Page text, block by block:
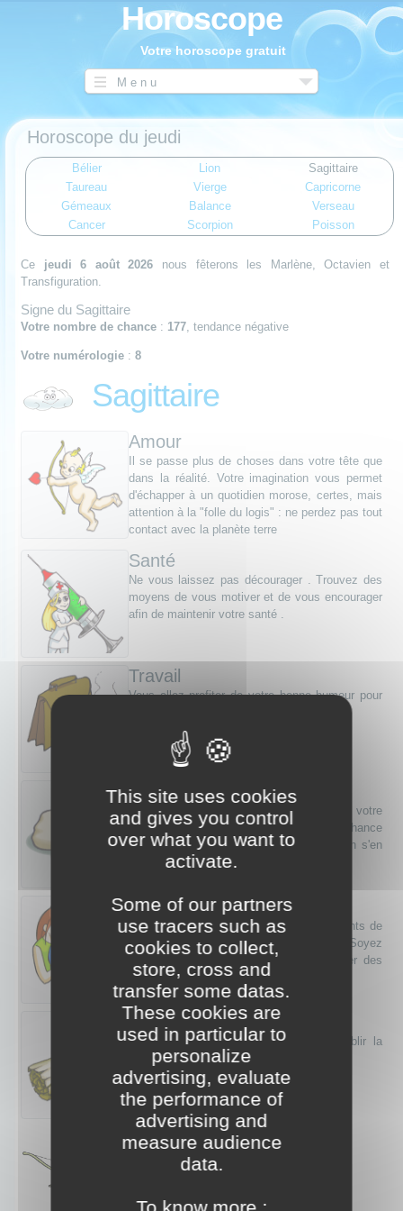
Horoscope
Votre horoscope gratuit
Menu
Horoscope du jeudi
Bélier
Taureau
Gémeaux
Cancer
Lion
Vierge
Balance
Scorpion
Sagittaire
Capricorne
Verseau
Poisson
Ce jeudi 6 août 2026 nous fêterons les Marlène, Octavien et
Transfiguration.
Signe du Sagittaire
Votre nombre de chance : 177, tendance négative
Votre numérologie : 8
Sagittaire
Amour
Il se passe plus de choses dans votre tête que
dans la réalité. Votre imagination vous permet
d'échapper à un quotidien morose, certes, mais
attention à la "folle du logis" : ne perdez pas tout
contact avec la planète terre
Santé
Ne vous laissez pas décourager . Trouvez des
moyens de vous motiver et de vous encourager
afin de maintenir votre santé .
Travail
Vous allez profiter de votre bonne humeur pour
Argent
C'est le moment ou jamais de tenter votre
chance au jeu. Vous aurez aujourd'hui la chance
avec vous et les finances pourraient bien s'en
trouver grandement améliorées!
Famille
Votre famille peut s'attendre à des moments de
frustration et de confusion aujourd'hui. Soyez
prêt à faire face à des défis et à trouver des
façons de les surmonter.
Citation
"C'est par la violence que l'on doit établir la
liberté." Jean-Paul Marat.
This site uses cookies
and gives you control
over what you want to
activate.
Some of our partners
use tracers such as
cookies to collect,
store, cross and
transfer some datas.
These cookies are
used in particular to
personalize
advertising, evaluate
the performance of
advertising and
measure audience
data.